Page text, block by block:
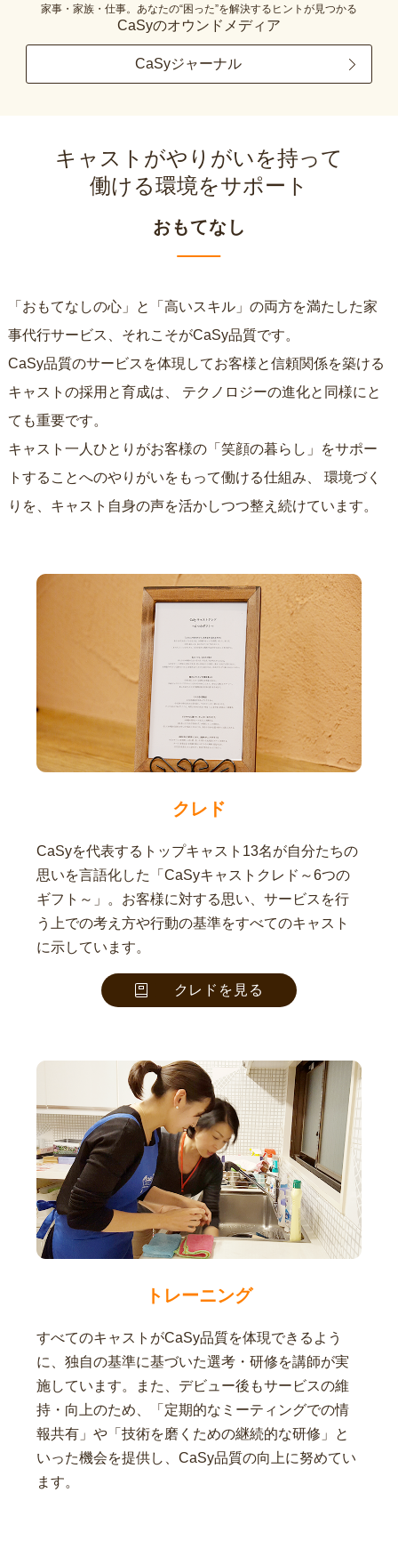
家事・家族・仕事。あなたの“困った”を解決するヒントが見つかる
CaSyのオウンドメディア
CaSyジャーナル
キャストがやりがいを持って
働ける環境をサポート
おもてなし
「おもてなしの心」と「高いスキル」の両方を満たした家
事代行サービス、それこそがCaSy品質です。
CaSy品質のサービスを体現してお客様と信頼関係を築ける
キャストの採用と育成は、
ても重要です。
キャスト一人ひとりがお客様の「笑顔の暮らし」をサポー
トすることへのやりがいをもって働ける仕組み、
りを、キャスト自身の声を活かしつつ整え続けています。
クレド
CaSyを代表するトップキャスト13名が自分たちの
思いを言語化した「CaSyキャストクレド～6つの
ギフト～」。お客様に対する思い、サービスを行
う上での考え方や行動の基準をすべてのキャスト
に示しています。
クレドを見る
トレーニング
すべてのキャストがCaSy品質を体現できるよう
に、独自の基準に基づいた選考・研修を講師が実
施しています。また、デビュー後もサービスの維
持・向上のため、「定期的なミーティングでの情
報共有」や「技術を磨くための継続的な研修」と
いった機会を提供し、CaSy品質の向上に努めてい
ます。